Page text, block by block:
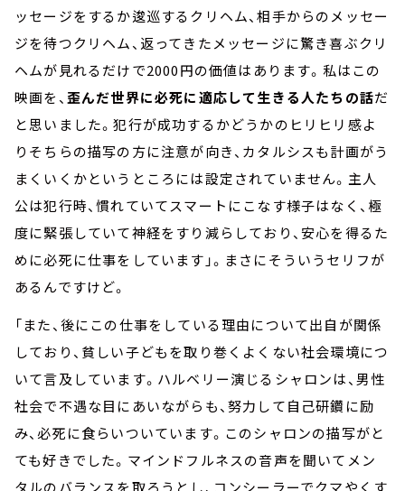
ッセージをするか逡巡するクリヘム、相手からのメッセー
ジを待つクリヘム、返ってきたメッセージに驚き喜ぶクリ
ヘムが見れるだけで2000円の価値はあります。私はこの
映画を、歪んだ世界に必死に適応して生きる人たちの話だ
と思いました。犯行が成功するかどうかのヒリヒリ感よ
りそちらの描写の方に注意が向き、カタルシスも計画がう
まくいくかというところには設定されていません。主人
公は犯行時、慣れていてスマートにこなす様子はなく、極
度に緊張していて神経をすり減らしており、安心を得るた
めに必死に仕事をしています」。まさにそういうセリフが
あるんですけど。
「また、後にこの仕事をしている理由について出自が関係
しており、貧しい子どもを取り巻くよくない社会環境につ
いて言及しています。ハルベリー演じるシャロンは、男性
社会で不遇な目にあいながらも、努力して自己研鑽に励
み、必死に食らいついています。このシャロンの描写がと
ても好きでした。マインドフルネスの音声を聞いてメン
タルのバランスを取ろうとし、コンシーラーでクマやくす